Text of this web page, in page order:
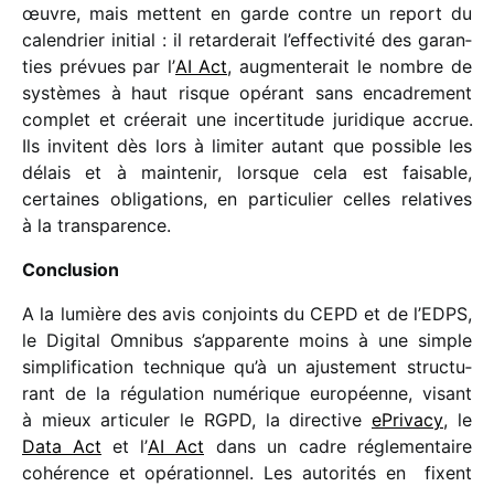
œuvre, mais mettent en garde contre un report du
calen­drier initial : il retar­de­rait l’effectivité des garan­
ties prévues par l’AI Act, augmen­te­rait le nombre de
systèmes à haut risque opérant sans enca­dre­ment
complet et crée­rait une incer­ti­tude juri­dique accrue.
Ils invitent dès lors à limi­ter autant que possible les
délais et à main­te­nir, lorsque cela est faisable,
certaines obli­ga­tions, en parti­cu­lier celles rela­tives
à la transparence.
Conclusion
A la lumière des avis conjoints du CEPD et de l’EDPS,
le Digital Omnibus s’apparente moins à une simple
simpli­fi­ca­tion tech­nique qu’à un ajus­te­ment struc­tu­
rant de la régu­la­tion numé­rique euro­péenne, visant
à mieux arti­cu­ler le RGPD, la direc­tive ePrivacy, le
Data Act et l’AI Act dans un cadre régle­men­taire
cohé­rence et opéra­tion­nel. Les auto­ri­tés en fixent